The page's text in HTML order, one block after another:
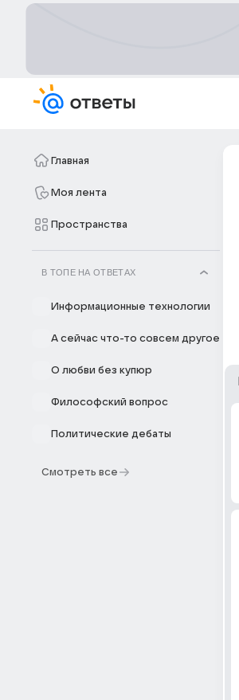
Главная
Моя лента
Пространства
В ТОПЕ НА ОТВЕТАХ
Информационные технологии
А сейчас что-то совсем другое
О любви без купюр
Философский вопрос
Политические дебаты
Смотреть все